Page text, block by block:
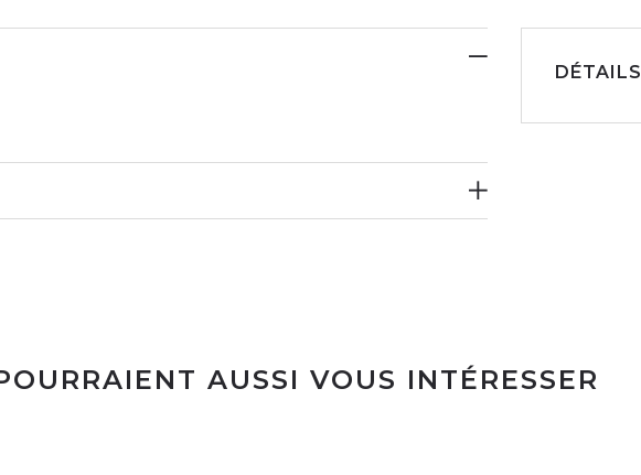
DÉTAILS
AUSSI VOUS INTÉRESSER